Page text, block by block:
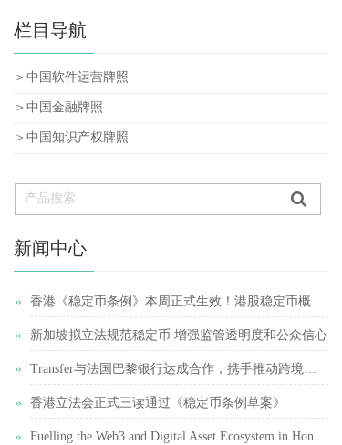
栏目导航
＞中国软件运营牌照
＞中国金融牌照
＞中国知识产权牌照
新闻中心
香港《稳定币条例》本周正式生效！港股稳定币概念股再受追捧
新加坡拟立法规范稳定币 增强监管透明度和公众信心
Transfer与法国巴黎银行达成合作，携手推动跨境支付简化
香港立法会正式三读通过《稳定币条例草案》
Fuelling the Web3 and Digital Asset Ecosystem in Hong Kong
»
»
»
»
»